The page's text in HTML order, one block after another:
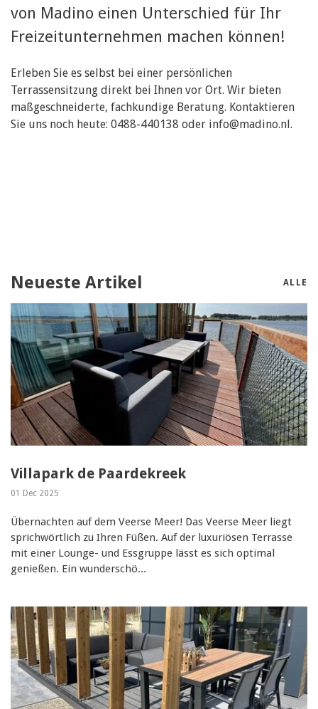
von Madino einen Unterschied für Ihr
Freizeitunternehmen machen können!
Erleben Sie es selbst bei einer persönlichen
Terrassensitzung direkt bei Ihnen vor Ort. Wir bieten
maßgeschneiderte, fachkundige Beratung. Kontaktieren
Sie uns noch heute: 0488-440138 oder info@madino.nl.
Neueste Artikel ALLE
Villapark de Paardekreek
01 Dec 2025
Übernachten auf dem Veerse Meer! Das Veerse Meer liegt
sprichwörtlich zu Ihren Füßen. Auf der luxuriösen Terrasse
mit einer Lounge- und Essgruppe lässt es sich optimal
genießen. Ein wunderschö...